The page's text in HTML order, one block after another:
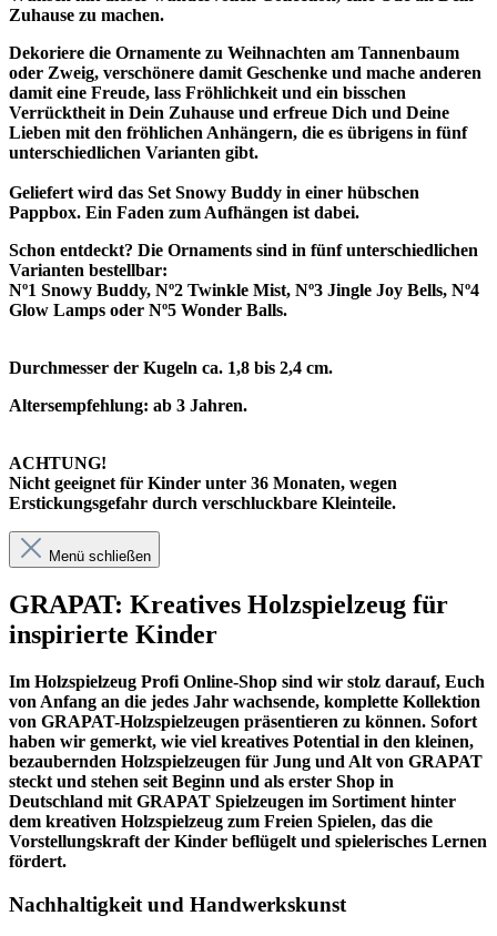
Zuhause zu machen.
Dekoriere die Ornamente zu Weihnachten am Tannenbaum
oder Zweig, verschönere damit Geschenke und mache anderen
damit eine Freude, lass Fröhlichkeit und ein bisschen
Verrücktheit in Dein Zuhause und erfreue Dich und Deine
Lieben mit den fröhlichen Anhängern, die es übrigens in fünf
unterschiedlichen Varianten gibt.
Geliefert wird das Set Snowy Buddy in einer hübschen
Pappbox. Ein Faden zum Aufhängen ist dabei.
Schon entdeckt? Die Ornaments sind in fünf unterschiedlichen
Varianten bestellbar:
Nº1 Snowy Buddy, Nº2 Twinkle Mist, Nº3 Jingle Joy Bells, Nº4
Glow Lamps oder Nº5 Wonder Balls.
Durchmesser der Kugeln ca. 1,8 bis 2,4 cm.
Altersempfehlung: ab 3 Jahren.
ACHTUNG!
Nicht geeignet für Kinder unter 36 Monaten, wegen
Erstickungsgefahr durch verschluckbare Kleinteile.
Menü schließen
GRAPAT: Kreatives Holzspielzeug für
inspirierte Kinder
Im Holzspielzeug Profi Online-Shop sind wir stolz darauf, Euch
von Anfang an die jedes Jahr wachsende, komplette Kollektion
von GRAPAT-Holzspielzeugen präsentieren zu können. Sofort
haben wir gemerkt, wie viel kreatives Potential in den kleinen,
bezaubernden Holzspielzeugen für Jung und Alt von GRAPAT
steckt und stehen seit Beginn und als erster Shop in
Deutschland mit GRAPAT Spielzeugen im Sortiment hinter
dem kreativen Holzspielzeug zum Freien Spielen, das die
Vorstellungskraft der Kinder beflügelt und spielerisches Lernen
fördert.
Nachhaltigkeit und Handwerkskunst